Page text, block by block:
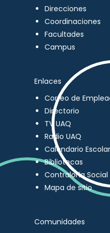
Direcciones
Coordinaciones
Facultades
Campus
Enlaces
Correo de
Directorio
TV UAQ
Radio UAQ
Calendario Escolar
Bibliotecas
Contraloría Social
Mapa de sitio
Comunidades